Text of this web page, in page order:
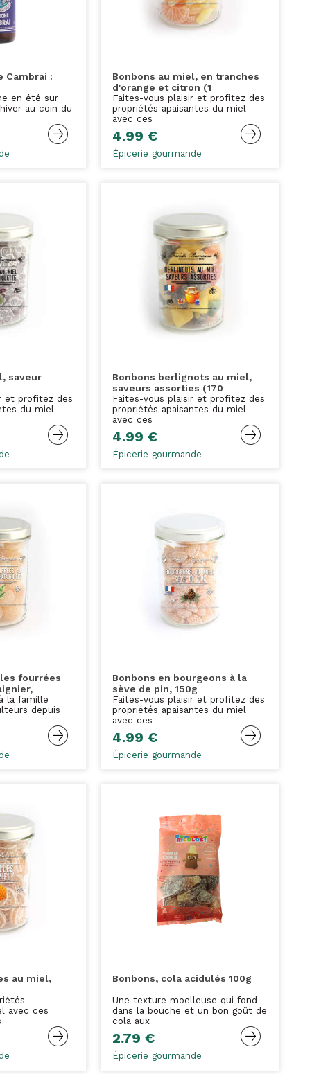
Cambrai :
en été sur
au coin du
Bonbons au miel, en tranches
d'orange et citron (1
Faites-vous plaisir et profitez des
propriétés apaisantes du miel
avec ces
4.99 €
Épicerie gourmande
saveur
et profitez des
du miel
Bonbons berlignots au miel,
saveurs assorties (170
Faites-vous plaisir et profitez des
propriétés apaisantes du miel
avec ces
4.99 €
Épicerie gourmande
fourrées
la famille
depuis
Bonbons en bourgeons à la
sève de pin, 150g
Faites-vous plaisir et profitez des
propriétés apaisantes du miel
avec ces
4.99 €
Épicerie gourmande
au miel,
avec ces
Bonbons, cola acidulés 100g
Une texture moelleuse qui fond
dans la bouche et un bon goût de
cola aux
2.79 €
Épicerie gourmande